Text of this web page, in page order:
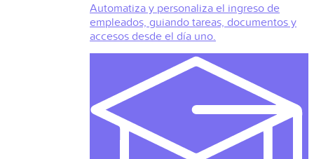
Automatiza y personaliza el ingreso de
empleados, guiando tareas, documentos y
accesos desde el día uno.